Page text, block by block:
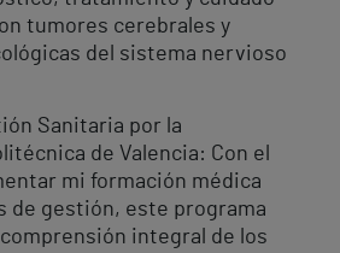
tumores cerebrales y
del sistema nervioso
Sanitaria por la
de Valencia: Con el
mi formación médica
de gestión, este programa
integral de los